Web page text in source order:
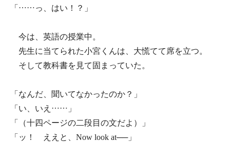
「……っ、はい！？」
今は、英語の授業中。
先生に当てられた小宮くんは、大慌てて席を立つ。
そして教科書を見て固まっていた。
「なんだ、聞いてなかったのか？」
「い、いえ……」
「（十四ページの二段目の文だよ）」
「ッ！ ええと、Now look at──」